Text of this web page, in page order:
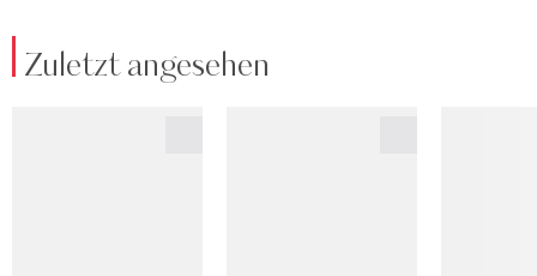
Zuletzt angesehen